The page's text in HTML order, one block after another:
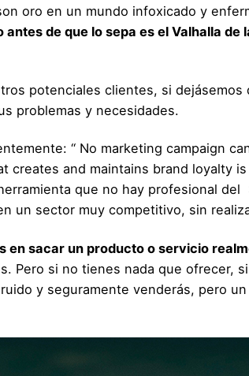
oro en un mundo infoxicado y
de que lo sepa es el Valhalla
potenciales clientes, si
problemas y necesidades.
“ No marketing campaign
and maintains brand loyalty
que no hay profesional del
un sector muy competitivo, sin
en sacar un producto o servicio
Pero si no tienes nada que ofrecer,
y seguramente venderás, pero